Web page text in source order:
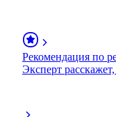
Рекомендация по
Эксперт